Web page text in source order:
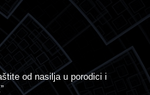
od nasilja u porodici i